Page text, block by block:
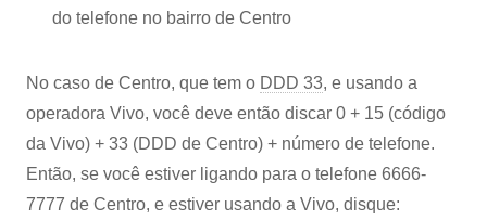
do telefone no bairro de Centro
No caso de Centro, que tem o DDD 33, e usando a
operadora Vivo, você deve então discar 0 + 15 (código
da Vivo) + 33 (DDD de Centro) + número de telefone.
Então, se você estiver ligando para o telefone 6666-
7777 de Centro, e estiver usando a Vivo, disque: